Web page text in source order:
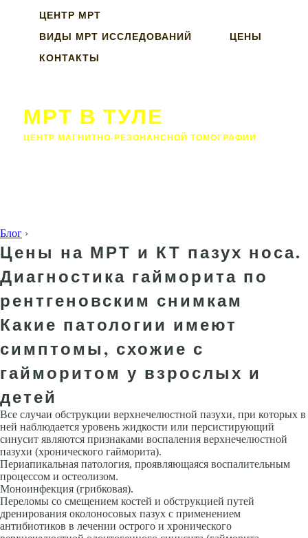
ЦЕНТР МРТ
ВИДЫ МРТ ИССЛЕДОВАНИЙ
ЦЕНЫ
КОНТАКТЫ
МРТ В ТУЛЕ
ЦЕНТР МАГНИТНО-РЕЗОНАНСНОЙ ТОМОГРАФИИ
Блог ›
Цены на МРТ и КТ пазух носа.
Диагностика гайморита по
рентгеновским снимкам
Какие патологии имеют
симптомы, схожие с
гайморитом у взрослых и
детей
Все случаи обструкции верхнечелюстной пазухи, при которых в
ней наблюдается уровень жидкости или персистирующий
синусит являются признаками воспаления верхнечелюстной
пазухи (хронического гайморита).
Периапикальная патология, проявляющаяся воспалительным
процессом и остеолизом.
Моноинфекция (грибковая).
Переломы со смещением костей и обструкцией путей
дренирования околоносовых пазух с применением
антибиотиков в лечении острого и хронического